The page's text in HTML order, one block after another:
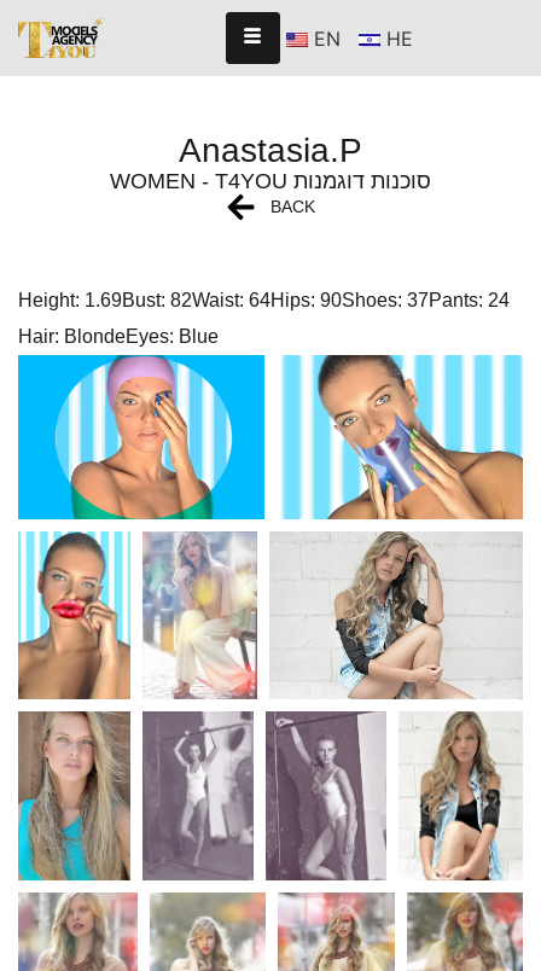
EN HE
Anastasia.P
WOMEN - T4YOU סוכנות דוגמנות
BACK
Height: 1.69Bust: 82Waist: 64Hips: 90Shoes: 37Pants: 24
Hair: BlondeEyes: Blue